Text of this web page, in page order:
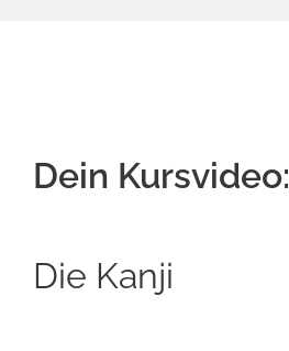
Dein Kursvideo:
Die Kanji